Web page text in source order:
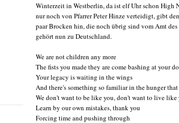
Winterzeit in Westberlin, da ist elf Uhr schon High
nur noch von Pfarrer Peter Hinze verteidigt, gibt
paar Brocken hin, die noch übrig sind vom Amt
gehört nun zu Deutschland.
We are not children any more
The fists you made they are come bashing at your
Your legacy is waiting in the wings
And there's something so familiar in the hunger
We don't want to be like you, don't want to live like
Learn by our own mistakes, thank you
Forcing time and pushing through